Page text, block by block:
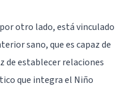
otro lado, está vinculado
sano, que es capaz de
de establecer relaciones
que integra el Niño